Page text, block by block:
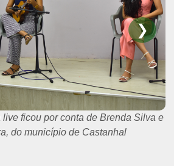
❯
reforçou a importância da
em especial, jovens, adolescentes